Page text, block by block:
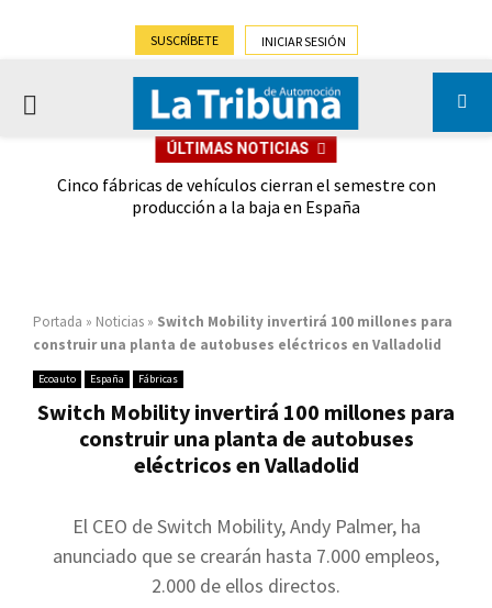
SUSCRÍBETE INICIAR SESIÓN
PRIMARY
ÚLTIMAS NOTICIAS
Cinco fábricas de vehículos cierran el semestre con
producción a la baja en España
Portada » Noticias » Switch Mobility invertirá 100 millones para
construir una planta de autobuses eléctricos en Valladolid
Ecoauto España Fábricas
Switch Mobility invertirá 100 millones para
construir una planta de autobuses
eléctricos en Valladolid
El CEO de Switch Mobility, Andy Palmer, ha
anunciado que se crearán hasta 7.000 empleos,
2.000 de ellos directos.